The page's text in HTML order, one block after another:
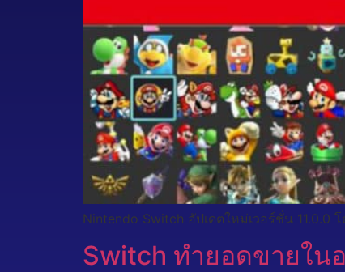
Nintendo Switch อัปเดตใหม่เวอร์ชั่น 11.0.0
Switch ทำยอดขายใน